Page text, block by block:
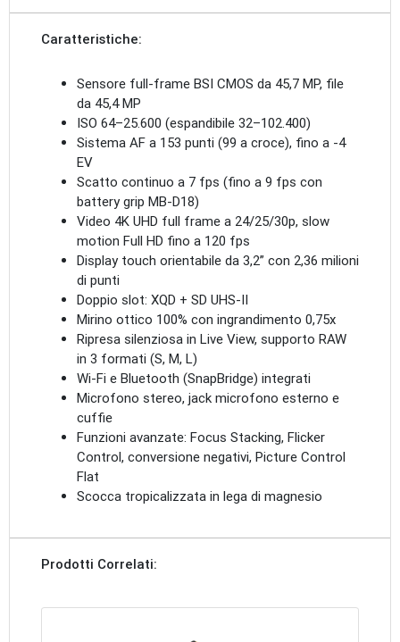
Caratteristiche:
Sensore full-frame BSI CMOS da 45,7 MP, file
da 45,4 MP
ISO 64–25.600 (espandibile 32–102.400)
Sistema AF a 153 punti (99 a croce), fino a -4
EV
Scatto continuo a 7 fps (fino a 9 fps con
battery grip MB-D18)
Video 4K UHD full frame a 24/25/30p, slow
motion Full HD fino a 120 fps
Display touch orientabile da 3,2” con 2,36 milioni
di punti
Doppio slot: XQD + SD UHS-II
Mirino ottico 100% con ingrandimento 0,75x
Ripresa silenziosa in Live View, supporto RAW
in 3 formati (S, M, L)
Wi-Fi e Bluetooth (SnapBridge) integrati
Microfono stereo, jack microfono esterno e
cuffie
Funzioni avanzate: Focus Stacking, Flicker
Control, conversione negativi, Picture Control
Flat
Scocca tropicalizzata in lega di magnesio
Prodotti Correlati: